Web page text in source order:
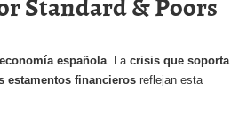
española. La crisis que soporta
estamentos financieros reflejan esta